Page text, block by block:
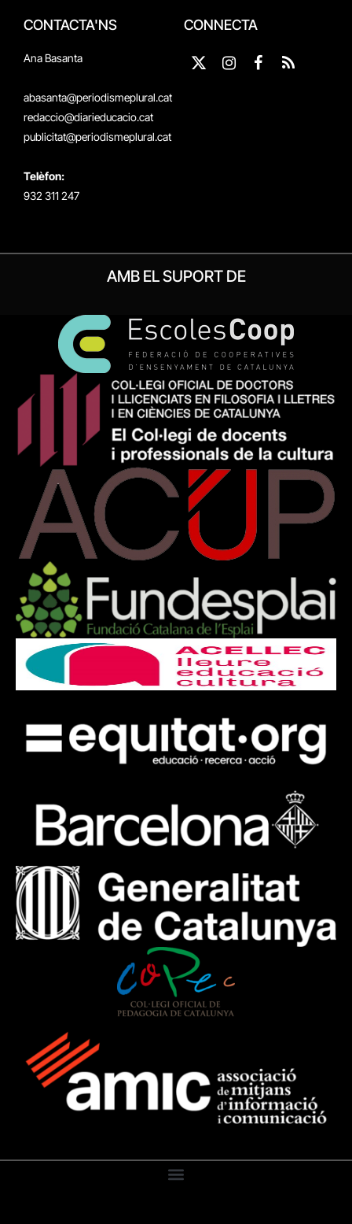
CONTACTA'NS
Ana Basanta
abasanta@periodismeplural.cat
redaccio@diarieducacio.cat
publicitat@periodismeplural.cat
Telèfon:
932 311 247
CONNECTA
X
Instagram
Facebook
RSS
AMB EL SUPORT DE